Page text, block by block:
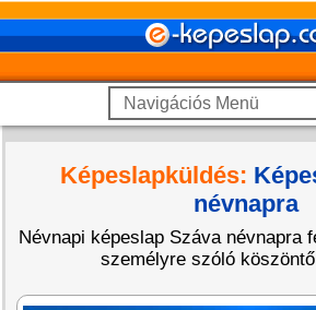
Képeslapküldés:
névnapra
Névnapi képeslap Száva névnapra
személyre szóló